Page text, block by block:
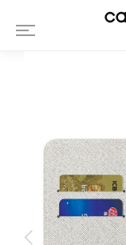
Housse